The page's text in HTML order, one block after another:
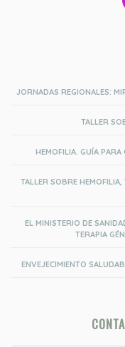
JORNADAS REGIONALES:
TALLER
HEMOFILIA. GUÍA
TALLER SOBRE
EL MINISTERIO DE
TERAPIA
ENVEJECIMIENTO